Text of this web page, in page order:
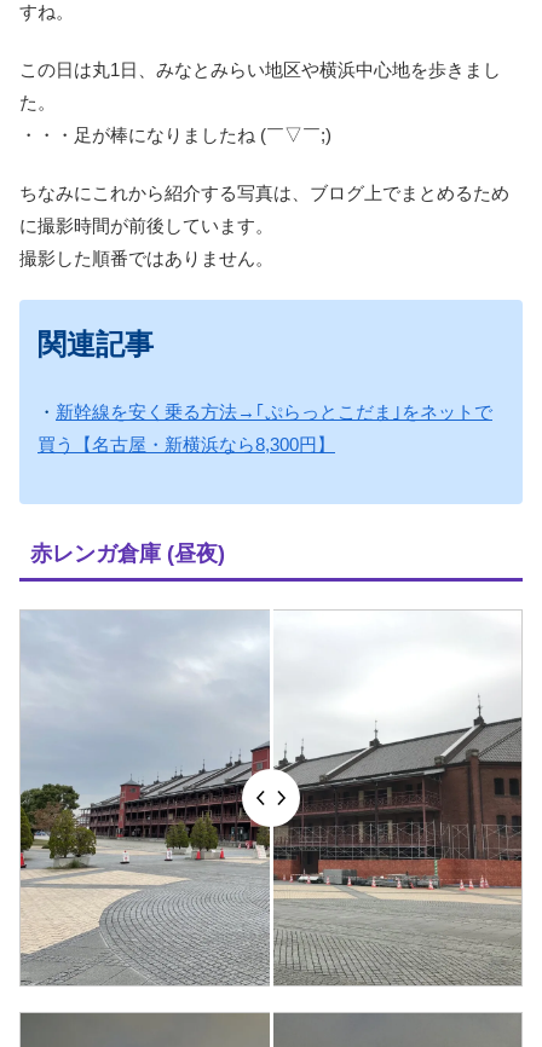
すね。
この日は丸1日、みなとみらい地区や横浜中心地を歩きまし
た。
・・・足が棒になりましたね (￣▽￣;)
ちなみにこれから紹介する写真は、ブログ上でまとめるため
に撮影時間が前後しています。
撮影した順番ではありません。
関連記事
・ 新幹線を安く乗る方法→｢ぷらっとこだま｣をネットで
買う【名古屋・新横浜なら8,300円】
赤レンガ倉庫 (昼夜)